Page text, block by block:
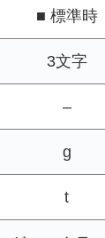
■ 標準時
3文字
–
g
t